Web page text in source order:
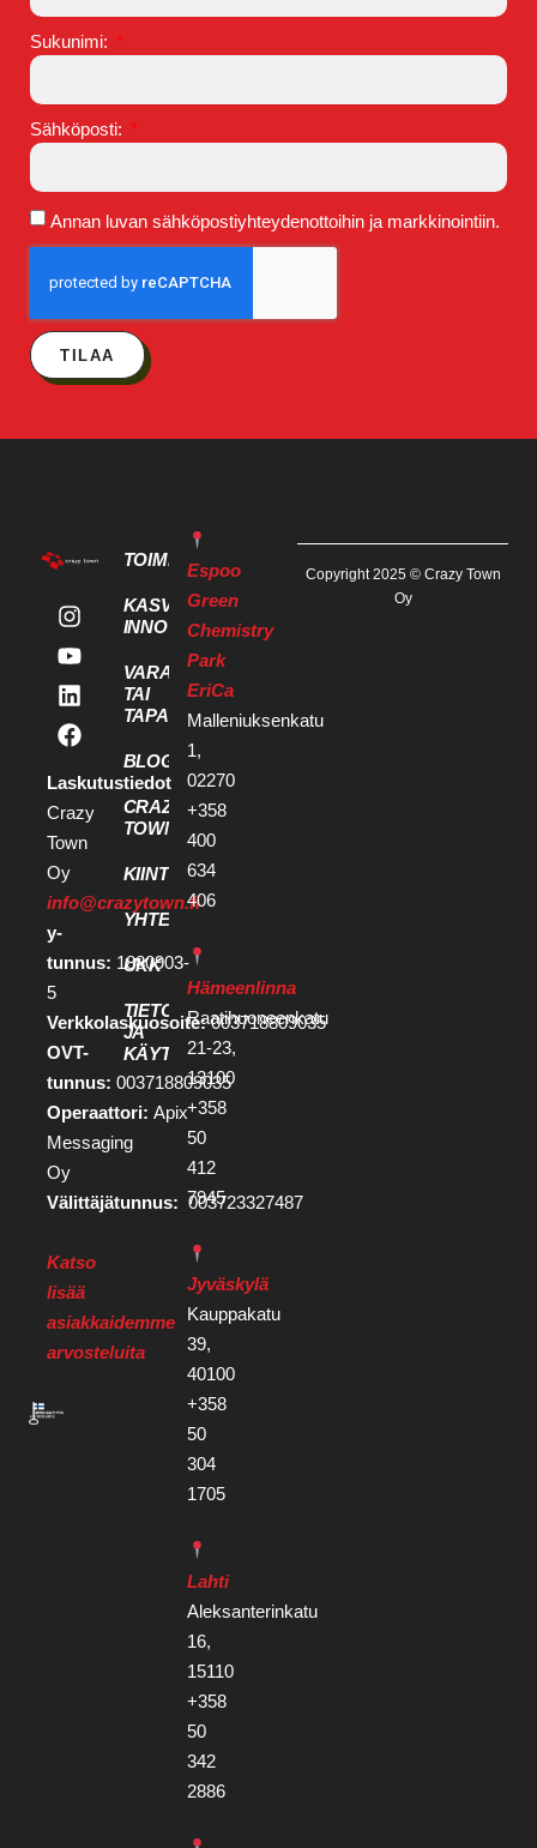
Sukunimi:
Sähköposti:
Annan luvan sähköpostiyhteydenottoihin ja markkinointiin.
TILAA
Laskutustiedot
Crazy
Town
Oy
info@crazytown.fi
y-
tunnus: 1880903-
5
Verkkolaskuosoite:003718809035
OVT-
tunnus: 003718809035
Operaattori: Apix
Messaging
Oy
Välittäjätunnus: 003723327487
Katso
lisää
asiakkaidemme
arvosteluita
TOIMITILAT
KASVU- JA
INNOVAATIOPALVELUT
VARAA KOKOUS
TAI
TAPAHTUMATILA
BLOGI
CRAZY
TOWN
KIINTEISTÖKEHITTÄJILLE
YHTEYSTIEDOT
UKK
TIETOSUOJA
JA
KÄYTTÖEHDOT
Espoo
Green
Chemistry
Park
EriCa
Malleniuksenkatu
1,
02270
+358
400
634
406
Hämeenlinna
Raatihuoneenkatu
21-23,
13100
+358
50
412
7945
Jyväskylä
Kauppakatu
39,
40100
+358
50
304
1705
Lahti
Aleksanterinkatu
16,
15110
+358
50
342
2886
Copyright 2025 © Crazy Town
Oy